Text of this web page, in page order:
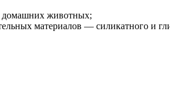
домашних животных;
материалов — силикатного и